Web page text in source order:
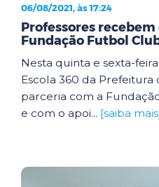
06/08/2021, às 17:24
Professores
Fundação Futbol
Nesta quinta e sexta-
Escola 360 da Prefeitura
parceria com a
e com o apoi... [saiba